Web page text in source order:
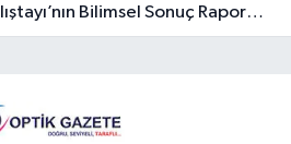
Bilimsel Sonuç Raporu